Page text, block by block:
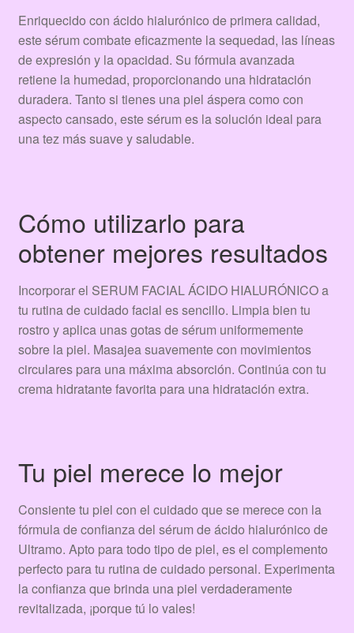
Enriquecido con ácido hialurónico de primera calidad,
este sérum combate eficazmente la sequedad, las líneas
de expresión y la opacidad. Su fórmula avanzada
retiene la humedad, proporcionando una hidratación
duradera. Tanto si tienes una piel áspera como con
aspecto cansado, este sérum es la solución ideal para
una tez más suave y saludable.
Cómo utilizarlo para
obtener mejores resultados
Incorporar el SERUM FACIAL ÁCIDO HIALURÓNICO a
tu rutina de cuidado facial es sencillo. Limpia bien tu
rostro y aplica unas gotas de sérum uniformemente
sobre la piel. Masajea suavemente con movimientos
circulares para una máxima absorción. Continúa con tu
crema hidratante favorita para una hidratación extra.
Tu piel merece lo mejor
Consiente tu piel con el cuidado que se merece con la
fórmula de confianza del sérum de ácido hialurónico de
Ultramo. Apto para todo tipo de piel, es el complemento
perfecto para tu rutina de cuidado personal. Experimenta
la confianza que brinda una piel verdaderamente
revitalizada, ¡porque tú lo vales!